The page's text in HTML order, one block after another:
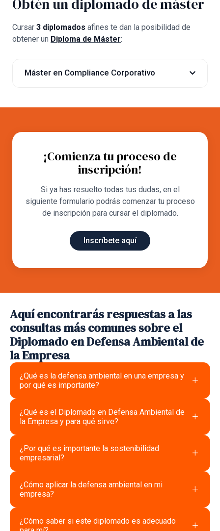
Obtén un diplomado de máster
Cursar 3 diplomados afines te dan la posibilidad de
obtener un Diploma de Máster:
Máster en Compliance Corporativo
¡Comienza tu proceso de
inscripción!
Si ya has resuelto todas tus dudas, en el
siguiente formulario podrás comenzar tu proceso
de inscripción para cursar el diplomado.
Inscríbete aquí
Aquí encontrarás respuestas a las
consultas más comunes sobre el
Diplomado en Defensa Ambiental de
la Empresa
¿Qué es la defensa ambiental en una empresa y
por qué es importante?
+
¿Qué es el Diplomado en Defensa Ambiental de
la Empresa y para qué sirve?
+
¿Por qué es importante la sostenibilidad
empresarial?
+
¿Cómo aplicar la defensa ambiental en mi
empresa?
+
¿Cómo saber si este diplomado es adecuado
+